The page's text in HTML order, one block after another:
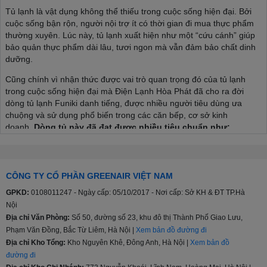
Tủ lạnh là vật dụng không thể thiếu trong cuộc sống hiện đại. Bởi
cuộc sống bận rộn, người nội trợ ít có thời gian đi mua thực phẩm
thường xuyên. Lúc này, tủ lạnh xuất hiện như một “cứu cánh” giúp
bảo quản thực phẩm dài lâu, tươi ngon mà vẫn đảm bảo chất dinh
dưỡng.
Cũng chính vì nhận thức được vai trò quan trọng đó của tủ lạnh
trong cuộc sống hiện đại mà Điện Lạnh Hòa Phát đã cho ra đời
dòng tủ lạnh Funiki danh tiếng, được nhiều người tiêu dùng ưa
chuộng và sử dụng phổ biến trong các căn bếp, cơ sở kinh
doanh. Dòng tủ này đã đạt được nhiều tiêu chuẩn như:
Tiêu chuẩn cụ thể về mức độ an toàn đối với tủ lạnh, tủ đông
lạnh thực phẩm và tủ đá TCVN 5699-2-24:1998.
Tiêu chuẩn năng lượng Việt Nam TCVN 7828:2016; TCVN
Quy chuẩn kỹ thuật quốc gia về tương thích điện từ đối với
thiết bị điện và điện tử gia dụng và các mục đích tương tự
QCVN 9:2012/BKHCN.
Đặc biệt, tủ lạnh Funiki còn chinh phục người dùng bởi các
CÔNG TY CỔ PHẦN GREENAIR VIỆT NAM
GPKD: 0108011247 - Ngày cấp: 05/10/2017 - Nơi cấp: Sở KH & ĐT TP.Hà
Nội
Địa chỉ Văn Phòng: Số 50, đường số 23, khu đô thị Thành Phố Giao Lưu,
Phạm Văn Đồng, Bắc Từ Liêm, Hà Nội | Xem bản đồ đường đi
Địa chỉ Kho Tổng: Kho Nguyên Khê, Đông Anh, Hà Nội | Xem bản đồ
đường đi